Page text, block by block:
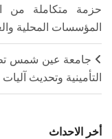
حزمة متكاملة من
المؤسسات المحلية
جامعة عين شمس
التأمينية وتحديث
أخر الاحداث